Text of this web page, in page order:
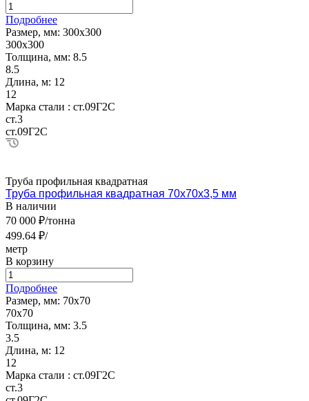
Подробнее
Размер, мм: 300х300
300х300
Толщина, мм: 8.5
8.5
Длина, м: 12
12
Марка стали : ст.09Г2С
ст.3
ст.09Г2С
Труба профильная квадратная
Труба профильная квадратная 70х70х3,5 мм
В наличии
70 000 ₽/тонна
499.64 ₽/
метр
В корзину
Подробнее
Размер, мм: 70х70
70х70
Толщина, мм: 3.5
3.5
Длина, м: 12
12
Марка стали : ст.09Г2С
ст.3